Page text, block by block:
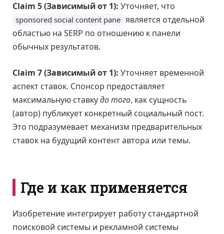
Claim 5 (Зависимый от 1): Уточняет, что
sponsored social content pane является отдельной
областью на SERP по отношению к панели
обычных результатов.
Claim 7 (Зависимый от 1): Уточняет временной
аспект ставок. Спонсор предоставляет
максимальную ставкудо того, как сущность
(автор) публикует конкретный социальный пост.
Это подразумевает механизм предварительных
ставок на будущий контент автора или темы.
Где и как применяется
Изобретение интегрирует работу стандартной
поисковой системы и рекламной системы